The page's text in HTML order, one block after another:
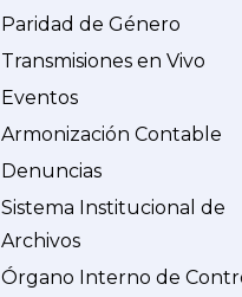
Paridad de Género
Transmisiones en Vivo
Eventos
Armonización Contable
Denuncias
Sistema Institucional de
Archivos
Órgano Interno de